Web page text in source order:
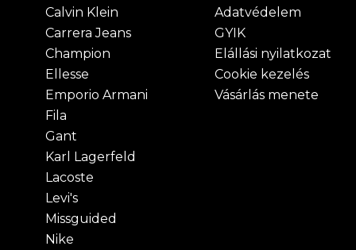
Calvin Klein
Carrera Jeans
Champion
Ellesse
Emporio Armani
Fila
Gant
Karl Lagerfeld
Lacoste
Levi's
Missguided
Nike
Adatvédelem
GYIK
Elállási nyilatkozat
Cookie kezelés
Vásárlás menete